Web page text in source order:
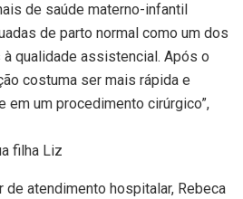
de saúde materno-infantil
de parto normal como um dos
qualidade assistencial. Após o
costuma ser mais rápida e
em um procedimento cirúrgico”,
filha Liz
de atendimento hospitalar, Rebeca